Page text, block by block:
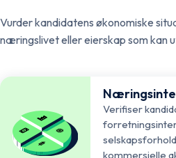
Vurder kandidatens økonomiske
næringslivet eller eierskap som kan
Verifiser
kommersielle